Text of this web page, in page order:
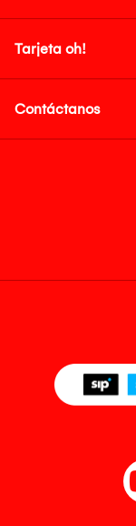
Tarjeta oh!
Contáctanos